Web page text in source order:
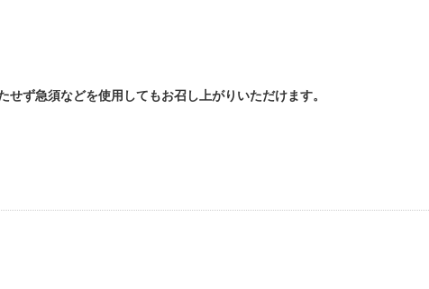
ず急須などを使用してもお召し上がりいただけます。